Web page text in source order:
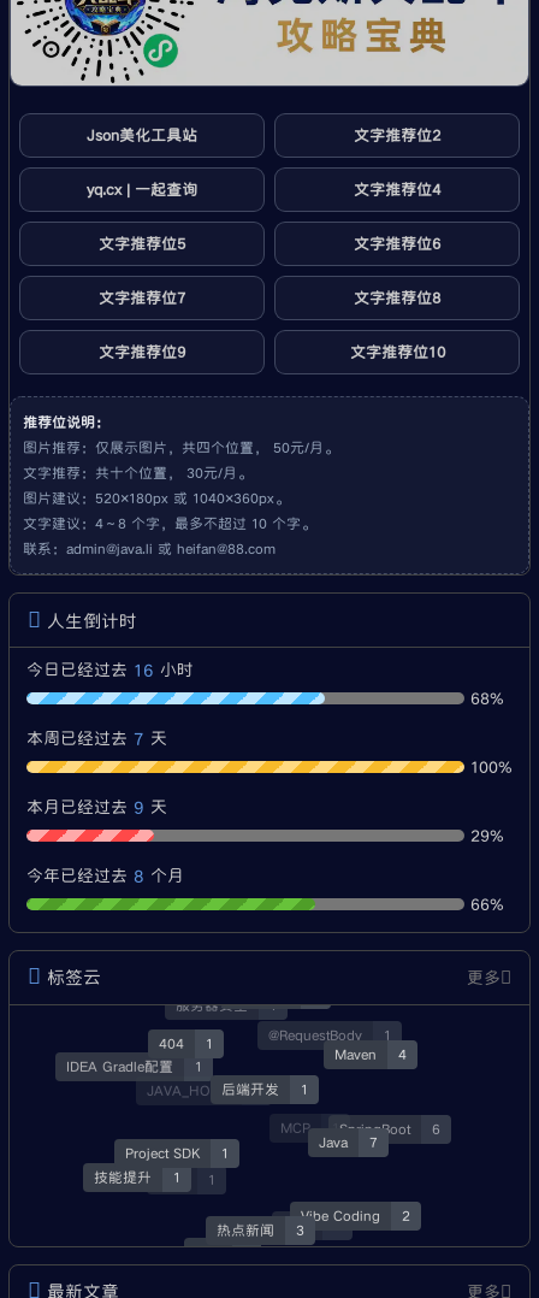
Json美化工具站 文字推荐位2
yq.cx | 一起查询 文字推荐位4
文字推荐位5 文字推荐位6
文字推荐位7 文字推荐位8
文字推荐位9 文字推荐位10
推荐位说明：
图片推荐：仅展示图片，共四个位置， 50元/月。
文字推荐：共十个位置， 30元/月。
图片建议：520×180px 或 1040×360px。
文字建议：4～8 个字，最多不超过 10 个字。
联系： admin@java.li 或 heifan@88.com
人生倒计时
今日已经过去 16 小时
68%
本周已经过去 7 天
100%
本月已经过去 9 天
29%
今年已经过去 8 个月
66%
标签云 更多
后端开发
Java 7
Maven 4
404 1
Project SDK 1
热点新闻 3
Vibe Coding 2
SpringBoot 6
@RequestBody 1
服务器安全 1
IDEA Gradle配置 1
技能提升 1
Skill 1
资源
MCP 1
JAVA_HOME 3
就业 1
最新文章 更多